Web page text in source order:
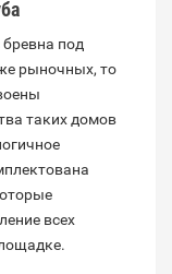
под
рыночных, то
таких домов
всех